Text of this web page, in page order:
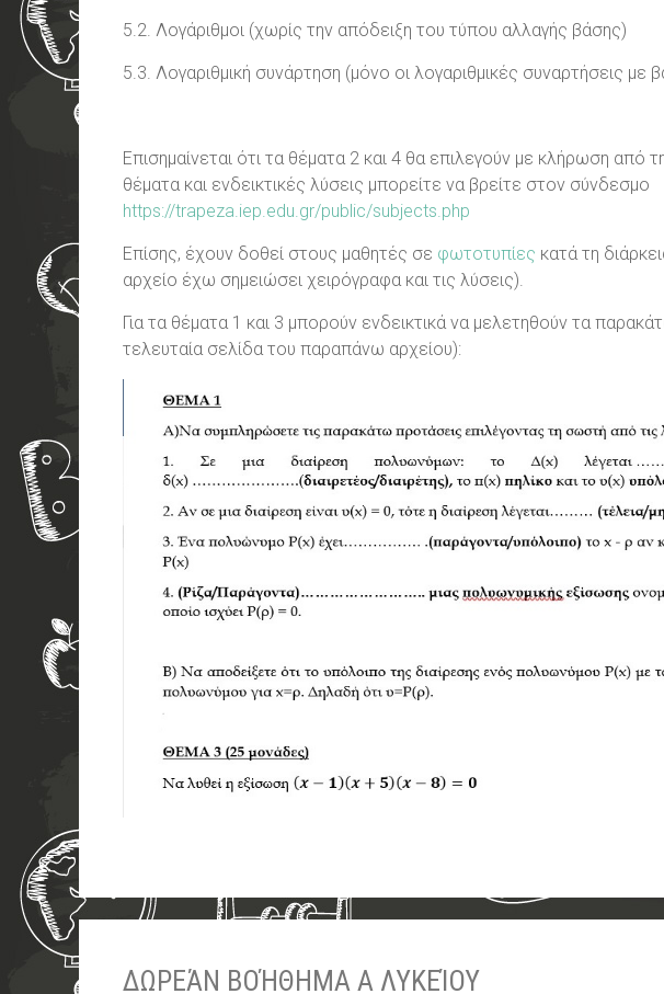
5.2. Λογάριθμοι (χωρίς την απόδειξη του τύπου αλλαγής βάσης)
5.3. Λογαριθμική συνάρτηση (μόνο οι λογαριθμικές συναρτήσεις με
Επισημαίνεται ότι τα θέματα 2 και 4 θα επιλεγούν με κλήρωση από
θέματα και ενδεικτικές λύσεις μπορείτε να βρείτε στον σύνδεσμο
https://trapeza.iep.edu.gr/public/subjects.php
Επίσης, έχουν δοθεί στους μαθητές σε φωτοτυπίες κατά τη
αρχείο έχω σημειώσει χειρόγραφα και τις λύσεις).
Για τα θέματα 1 και 3 μπορούν ενδεικτικά να μελετηθούν τα
τελευταία σελίδα του παραπάνω αρχείου):
ΔΩΡΕΆΝ ΒΟΉΘΗΜΑ Α ΛΥΚΕΊΟΥ